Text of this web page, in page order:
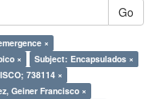
Go
×
×
Subject: Encapsulados ×
738114 ×
Geiner Francisco ×